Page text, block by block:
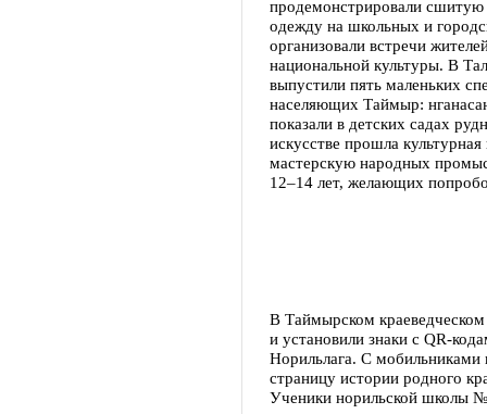
продемонстрировали
одежду на школьных и
организовали встречи
национальной культуры. В
выпустили пять маленьких
населяющих Таймыр:
показали в детских садах
искусстве прошла
мастерскую народных
12–14 лет, желающих
В Таймырском
и установили знаки с QR-
Норильлага. С мобильниками
страницу истории родного
Ученики норильской школы